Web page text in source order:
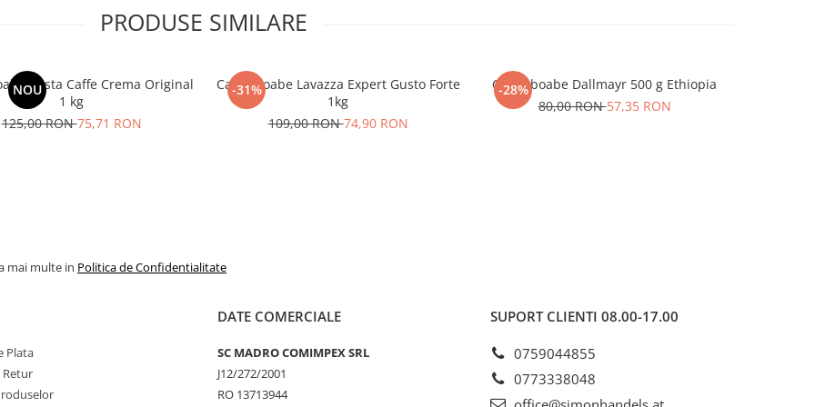
PRODUSE SIMILARE
NOUCosta Caffe Crema Original
1 kg
125,00 RON75,71 RON
-31%
Cafea boabe Lavazza Expert Gusto Forte
1kg
109,00 RON74,90 RON
-28%
Cafea boabe Dallmayr 500 g Ethiopia
80,00 RON57,35 RON
mai multe in Politica de Confidentialitate
Plata
Retur
DATE COMERCIALE
SC MADRO COMIMPEX SRL
J12/272/2001
RO 13713944
SUPORT CLIENTI 08.00-17.00
0759044855
0773338048